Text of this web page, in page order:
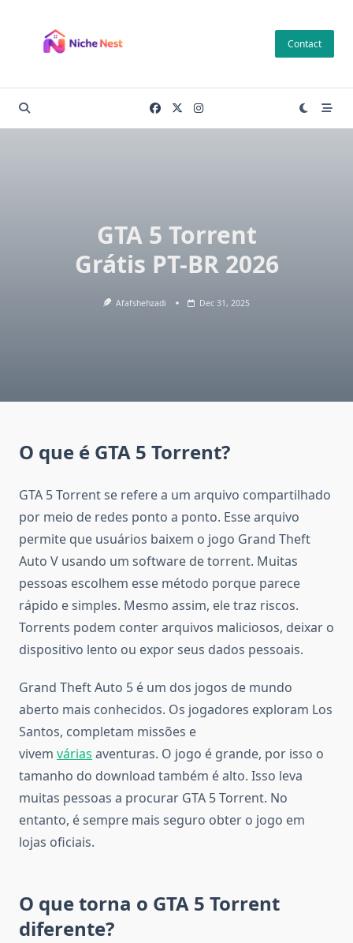
content
Contact
GTA 5 Torrent
Grátis PT-BR 2026
Afafshehzadi Dec 31, 2025
O que é GTA 5 Torrent?
GTA 5 Torrent se refere a um arquivo compartilhado
por meio de redes ponto a ponto. Esse arquivo
permite que usuários baixem o jogo Grand Theft
Auto V usando um software de torrent. Muitas
pessoas escolhem esse método porque parece
rápido e simples. Mesmo assim, ele traz riscos.
Torrents podem conter arquivos maliciosos, deixar o
dispositivo lento ou expor seus dados pessoais.
Grand Theft Auto 5 é um dos jogos de mundo
aberto mais conhecidos. Os jogadores exploram Los
Santos, completam missões e
vivem várias aventuras. O jogo é grande, por isso o
tamanho do download também é alto. Isso leva
muitas pessoas a procurar GTA 5 Torrent. No
entanto, é sempre mais seguro obter o jogo em
lojas oficiais.
O que torna o GTA 5 Torrent
diferente?